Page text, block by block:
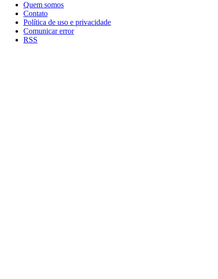
Quem somos
Contato
Política de uso e privacidade
Comunicar error
RSS